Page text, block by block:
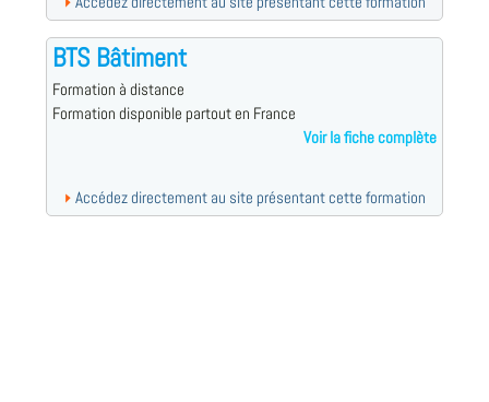
BTS Bâtiment
Formation à distance
Formation disponible partout en France
Voir la fiche complète
Accédez directement au site présentant cette formation